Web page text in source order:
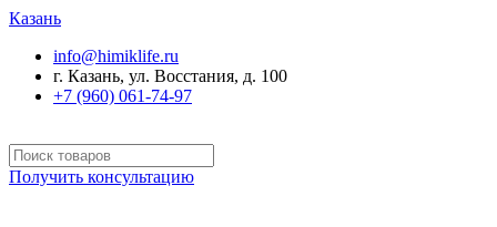
Казань
info@himiklife.ru
г. Казань, ул. Восстания, д. 100
+7 (960) 061-74-97
Получить консультацию